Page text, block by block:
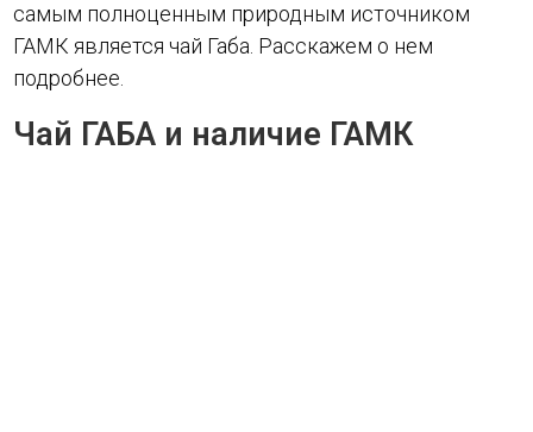
самым полноценным природным источником
ГАМК является чай Габа. Расскажем о нем
подробнее.
Чай ГАБА и наличие ГАМК